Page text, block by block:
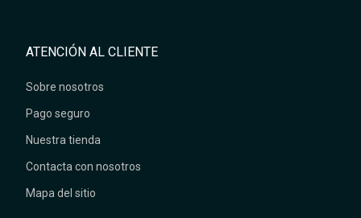
ATENCIÓN AL CLIENTE
Sobre nosotros
Pago seguro
Nuestra tienda
Contacta con nosotros
Mapa del sitio